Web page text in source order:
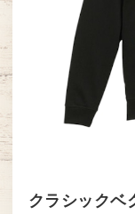
クラシックベ